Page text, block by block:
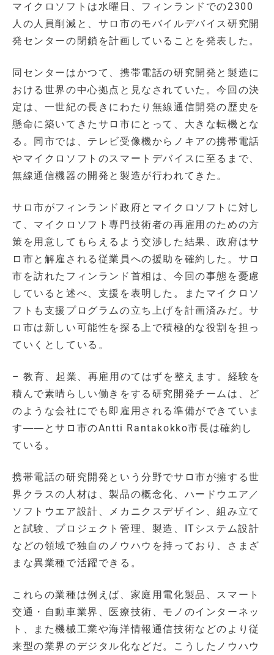
マイクロソフトは水曜日、フィンランドでの2300
人の人員削減と、サロ市のモバイルデバイス研究開
発センターの閉鎖を計画していることを発表した。
同センターはかつて、携帯電話の研究開発と製造に
おける世界の中心拠点と見なされていた。今回の決
定は、一世紀の長きにわたり無線通信開発の歴史を
懸命に築いてきたサロ市にとって、大きな転機とな
る。同市では、テレビ受像機からノキアの携帯電話
やマイクロソフトのスマートデバイスに至るまで、
無線通信機器の開発と製造が行われてきた。
サロ市がフィンランド政府とマイクロソフトに対し
て、マイクロソフト専門技術者の再雇用のための方
策を用意してもらえるよう交渉した結果、政府はサ
ロ市と解雇される従業員への援助を確約した。サロ
市を訪れたフィンランド首相は、今回の事態を憂慮
していると述べ、支援を表明した。またマイクロソ
フトも支援プログラムの立ち上げを計画済みだ。サ
ロ市は新しい可能性を探る上で積極的な役割を担っ
ていくとしている。
– 教育、起業、再雇用のてはずを整えます。経験を
積んで素晴らしい働きをする研究開発チームは、ど
のような会社にでも即雇用される準備ができていま
す――とサロ市のAntti Rantakokko市長は確約し
ている。
携帯電話の研究開発という分野でサロ市が擁する世
界クラスの人材は、製品の概念化、ハードウエア／
ソフトウエア設計、メカニクスデザイン、組み立て
と試験、プロジェクト管理、製造、ITシステム設計
などの領域で独自のノウハウを持っており、さまざ
まな異業種で活躍できる。
これらの業種は例えば、家庭用電化製品、スマート
交通・自動車業界、医療技術、モノのインターネッ
ト、また機械工業や海洋情報通信技術などのより従
来型の業界のデジタル化などだ。こうしたノウハウ